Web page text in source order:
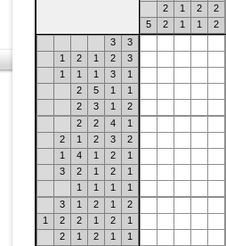
2
1 2
2
5
2 1 1
2
3
3
1
2 1 2
3
1
1 1 3
1
2
5 1
1
2
3 1
2
2
2 4
1
2
1 2 3
2
1
4 1 2
1
3
2 1 2
1
1
1 1
1
3
1 2 1
2
1
2 2 1 2
1
2
1 2 1
1